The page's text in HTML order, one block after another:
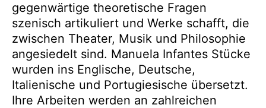
gegenwärtige theoretische Fragen
szenisch artikuliert und Werke schafft, die
zwischen Theater, Musik und Philosophie
angesiedelt sind. Manuela Infantes Stücke
wurden ins Englische, Deutsche,
Italienische und Portugiesische übersetzt.
Ihre Arbeiten werden an zahlreichen